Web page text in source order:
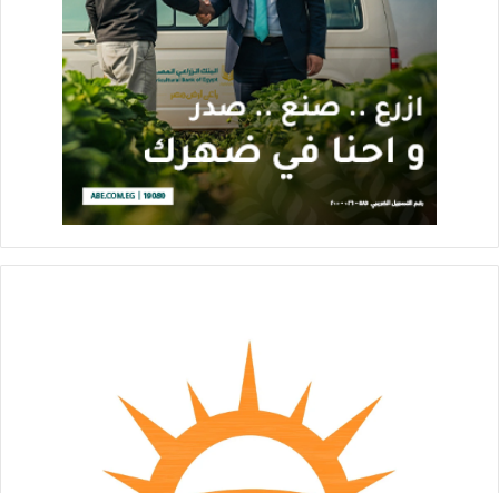
واقتصادية لإدارة وتشغيل كافة المجازر بمحافظات الجمهورية والتى
سيتم تطويرها ورفع كفاءتها للحفاظ على استثمارات الدولة فى هذا
الملف والارتقاء بهذه الصناعة فيما يخص عمليات تصنيع اللحوم
والجلود بما يساهم فى توفير لحوم آمنة وصحية وبجودة عالية
للمواطن وتوفير فرص عمل للشباب وتقليل الاستيراد.
وأكد وزير التنمية المحلية أن الوزارة تعمل على قدم وساق لتنفيذ
مشروع تطوير المجازر الحكومية بالتنسيق مع وزارتي الزراعة
واستصلاح الأراضي والإسكان وباقى الجهات المعنية ، نظراً لأهميته
القصوى وتحقيقاً لأهدافه الهامة و التي تتضمن أولاً الجانب الصحي
إنتاج لحوم صحية نظيفة و آمنة لوقاية المستهلك والمجتمع من
الأمراض المشتركة وتوفير لحوم حمراء ذات جودة عالية بأسعار
مخفضة طوال العام، وثالثاً الجانب الاقتصادي من خلال زيادة القيمة
المضافة بالاستفادة من كافة المنتجات والمخلفات بصورة اقتصادية